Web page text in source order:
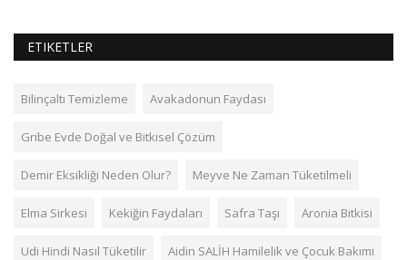
ETIKETLER
Bilinçaltı Temizleme Avakadonun Faydası
Gribe Evde Doğal ve Bitkisel Çözüm
Demir Eksikliği Neden Olur? Meyve Ne Zaman Tüketilmeli
Elma Sirkesi Kekiğin Faydaları Safra Taşı Aronia Bitkisi
Udi Hindi Nasıl Tüketilir Aidin SALİH Hamilelik ve Çocuk Bakımı